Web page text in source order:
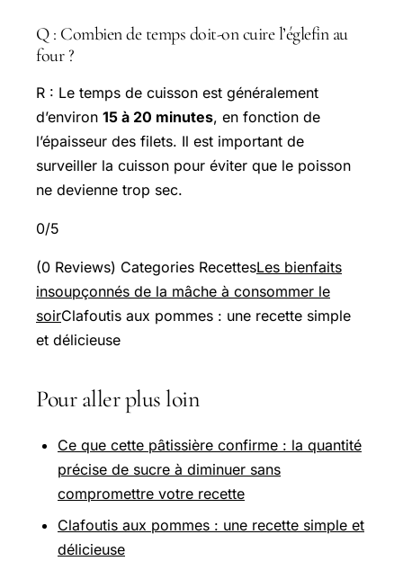
Q : Combien de temps doit-on cuire l’églefin au
four ?
R : Le temps de cuisson est généralement
d’environ 15 à 20 minutes, en fonction de
l’épaisseur des filets. Il est important de
surveiller la cuisson pour éviter que le poisson
ne devienne trop sec.
0/5
(0 Reviews) Categories RecettesLes bienfaits
insoupçonnés de la mâche à consommer le
soirClafoutis aux pommes : une recette simple
et délicieuse
Pour aller plus loin
Ce que cette pâtissière confirme : la quantité
précise de sucre à diminuer sans
compromettre votre recette
Clafoutis aux pommes : une recette simple et
délicieuse